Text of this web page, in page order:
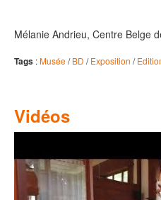
Mélanie Andrieu, Centre Belge
Tags :Musée/BD /Exposition /
Vidéos